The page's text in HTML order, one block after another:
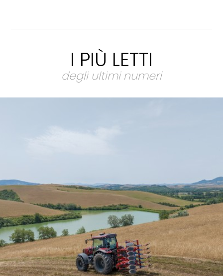
I PIÙ LETTI
degli ultimi numeri